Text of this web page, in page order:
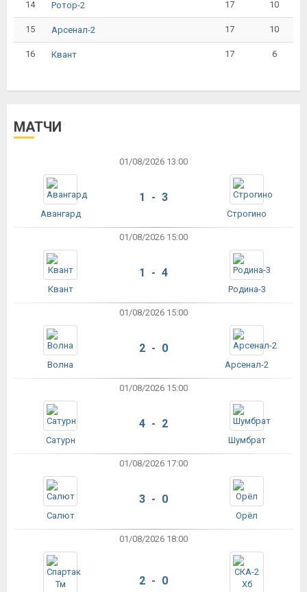
14 Ротор-2 17 10
15 Арсенал-2 17 10
16 Квант 17 6
МАТЧИ
01/08/2026 13:00
Авангард
1 - 3
Строгино
01/08/2026 15:00
Квант
1 - 4
Родина-3
01/08/2026 15:00
Волна
2 - 0
Арсенал-2
01/08/2026 15:00
Сатурн
4 - 2
Шумбрат
01/08/2026 17:00
Салют
3 - 0
Орёл
01/08/2026 18:00
2 - 0